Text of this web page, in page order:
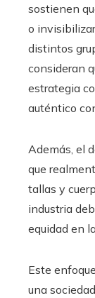
sostienen
o
distintos
consideran
estrategia
auténtico
Además, el
que
tallas y
industria
equidad en
Este
una